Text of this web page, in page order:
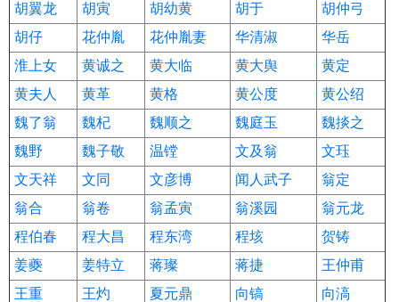
胡翼龙 胡寅 胡幼黄 胡于
胡仲弓
胡仔
花仲胤 花仲胤妻 华清淑
华岳
淮上女
黄诚之 黄大临 黄大舆
黄定
黄夫人
黄革 黄格 黄公度
黄公绍
魏了翁
魏杞 魏顺之 魏庭玉
魏掞之
魏野
魏子敬 温镗 文及翁
文珏
文天祥
文同 文彦博 闻人武子
翁定
翁合
翁卷 翁孟寅 翁溪园
翁元龙
程伯春
程大昌 程东湾 程垓
贺铸
姜夔
姜特立 蒋璨 蒋捷
王仲甫
王重
王灼 夏元鼎 向镐
向滈